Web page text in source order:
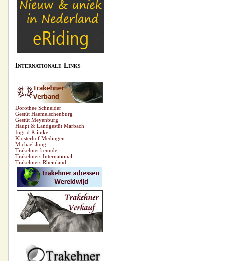
Internationale Links
Dorothee Schneider
Gestüt Haemelschenburg
Gestüt Meyenburg
Haupt & Landgestüt Marbach
Ingrid Klimke
Klosterhof Medingen
Michael Jung
Trakehnerfreunde
Trakehners International
Trakehners Rheinland